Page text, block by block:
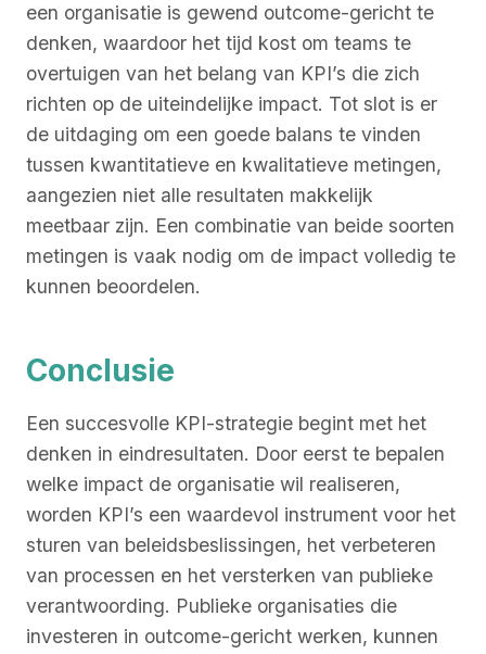
een organisatie is gewend outcome-gericht te
denken, waardoor het tijd kost om teams te
overtuigen van het belang van KPI’s die zich
richten op de uiteindelijke impact. Tot slot is er
de uitdaging om een goede balans te vinden
tussen kwantitatieve en kwalitatieve metingen,
aangezien niet alle resultaten makkelijk
meetbaar zijn. Een combinatie van beide soorten
metingen is vaak nodig om de impact volledig te
kunnen beoordelen.
Conclusie
Een succesvolle KPI-strategie begint met het
denken in eindresultaten. Door eerst te bepalen
welke impact de organisatie wil realiseren,
worden KPI’s een waardevol instrument voor het
sturen van beleidsbeslissingen, het verbeteren
van processen en het versterken van publieke
verantwoording. Publieke organisaties die
investeren in outcome-gericht werken, kunnen